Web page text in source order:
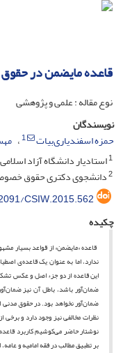
قاعده مایضمن در حقوق
نوع مقاله : علمی و پژوهشی
نویسندگان
حمزه اسفندیاری‌بیات
1
1استادیار دانشگاه آزاد
2دانشجوی دکتری حقوق
CSIW.2015.562
چکیده
قاعده «ما‌یضمن» از قواعد بسیار
ندارد، اما به عنوان یک قاعده‌ی
این قاعده از دو جزء اصل و عکس
ضمان‌آور باشد، باطل آن نیز
ضمان‌آور نخواهد بود. در حقوق مدنی
نظرات مخالفی نیز وجود دارد و برخی
نوشتار حاضر می‌کوشیم کاربرد
بر تطبیق مطالب در فقه امامیه و